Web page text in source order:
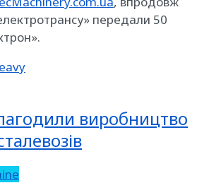
передали 50
виробництво